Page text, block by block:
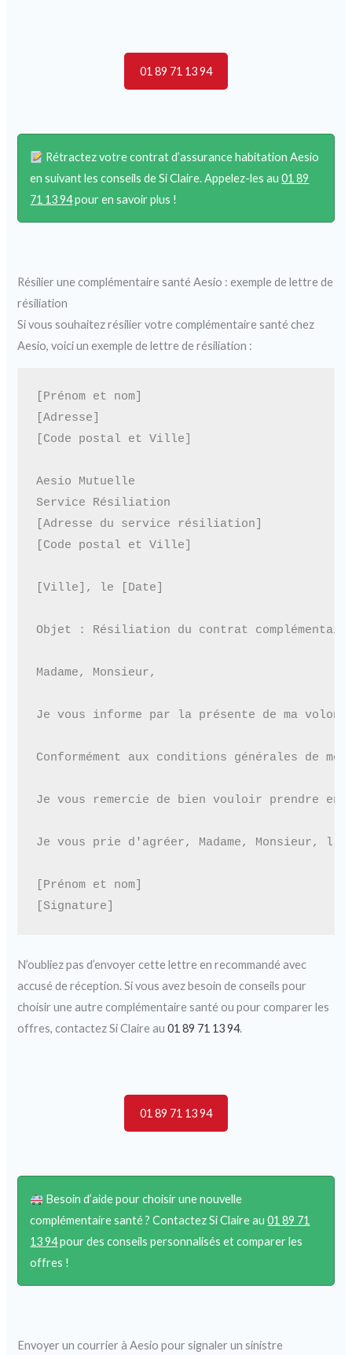
01 89 71 13 94
Rétractez votre contrat d’assurance habitation Aesio
en suivant les conseils de Si Claire. Appelez-les au01 89
71 13 94pour en savoir plus !
Résilier une complémentaire santé Aesio : exemple de lettre de
résiliation
Si vous souhaitez résilier votre complémentaire santé chez
Aesio, voici un exemple de lettre de résiliation :
[Prénom et nom]
[Adresse]
[Code postal et Ville]
Aesio Mutuelle
Service Résiliation
[Adresse du service résiliation]
[Code postal et Ville]
[Ville], le [Date]
Objet : Résiliation du contrat
Madame, Monsieur,
Je vous informe par la présente de ma
Conformément aux conditions générales de
Je vous remercie de bien vouloir prendre en
Je vous prie d'agréer, Madame, Monsieur,
[Prénom et nom]
N’oubliez pas d’envoyer cette lettre en recommandé avec
accusé de réception. Si vous avez besoin de conseils pour
choisir une autre complémentaire santé ou pour comparer les
offres, contactez Si Claire au01 89 71 13 94.
01 89 71 13 94
Besoin d’aide pour choisir une nouvelle
complémentaire santé ? Contactez Si Claire au01 89 71
13 94pour des conseils personnalisés et comparer les
offres !
Envoyer un courrier à Aesio pour signaler un sinistre